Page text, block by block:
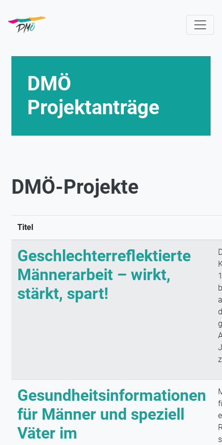
zum
Inhalt
DMÖ
Projektanträge
DMÖ-Projekte
Titel
Geschlechterreflektierte
Männerarbeit – wirkt,
stärkt, spart!
Gesundheitsinformationen
für Männer und speziell
Väter im